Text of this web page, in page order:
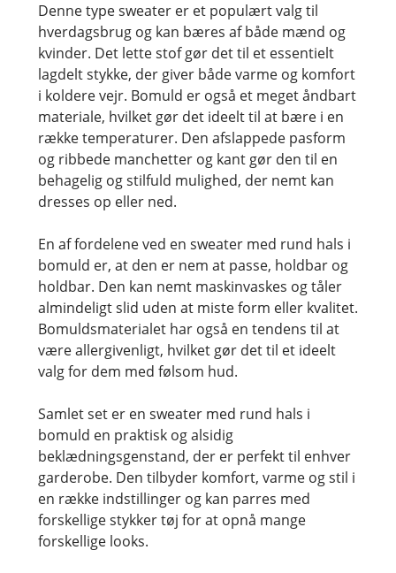
Denne type sweater er et populært valg til
hverdagsbrug og kan bæres af både mænd og
kvinder. Det lette stof gør det til et essentielt
lagdelt stykke, der giver både varme og komfort
i koldere vejr. Bomuld er også et meget åndbart
materiale, hvilket gør det ideelt til at bære i en
række temperaturer. Den afslappede pasform
og ribbede manchetter og kant gør den til en
behagelig og stilfuld mulighed, der nemt kan
dresses op eller ned.
En af fordelene ved en sweater med rund hals i
bomuld er, at den er nem at passe, holdbar og
holdbar. Den kan nemt maskinvaskes og tåler
almindeligt slid uden at miste form eller kvalitet.
Bomuldsmaterialet har også en tendens til at
være allergivenligt, hvilket gør det til et ideelt
valg for dem med følsom hud.
Samlet set er en sweater med rund hals i
bomuld en praktisk og alsidig
beklædningsgenstand, der er perfekt til enhver
garderobe. Den tilbyder komfort, varme og stil i
en række indstillinger og kan parres med
forskellige stykker tøj for at opnå mange
forskellige looks.